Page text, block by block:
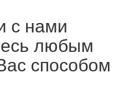
с нами
любым
способом